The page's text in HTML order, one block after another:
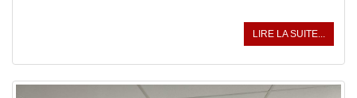
LIRE LA SUITE...